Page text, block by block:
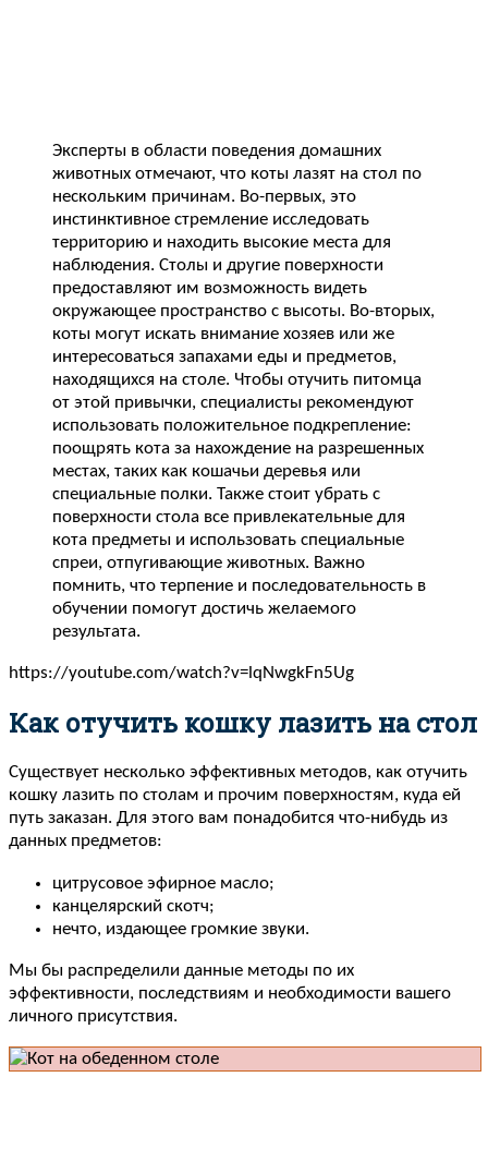
Эксперты в области поведения домашних
животных отмечают, что коты лазят на стол по
нескольким причинам. Во-первых, это
инстинктивное стремление исследовать
территорию и находить высокие места для
наблюдения. Столы и другие поверхности
предоставляют им возможность видеть
окружающее пространство с высоты. Во-вторых,
коты могут искать внимание хозяев или же
интересоваться запахами еды и предметов,
находящихся на столе. Чтобы отучить питомца
от этой привычки, специалисты рекомендуют
использовать положительное подкрепление:
поощрять кота за нахождение на разрешенных
местах, таких как кошачьи деревья или
специальные полки. Также стоит убрать с
поверхности стола все привлекательные для
кота предметы и использовать специальные
спреи, отпугивающие животных. Важно
помнить, что терпение и последовательность в
обучении помогут достичь желаемого
результата.
https://youtube.com/watch?v=lqNwgkFn5Ug
Как отучить кошку лазить на стол
Существует несколько эффективных методов, как отучить
кошку лазить по столам и прочим поверхностям, куда ей
путь заказан. Для этого вам понадобится что-нибудь из
данных предметов:
цитрусовое эфирное масло;
канцелярский скотч;
нечто, издающее громкие звуки.
Мы бы распределили данные методы по их
эффективности, последствиям и необходимости вашего
личного присутствия.